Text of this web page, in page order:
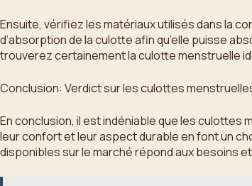
Ensuite, vérifiez les matériaux utilisés dans la
d’absorption de la culotte afin qu’elle puisse
trouverez certainement la culotte menstruelle
Conclusion: Verdict sur les culottes
En conclusion, il est indéniable que les culottes
leur confort et leur aspect durable en font un
disponibles sur le marché répond aux besoins